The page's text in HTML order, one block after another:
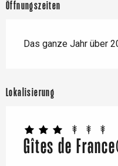
Öffnungszeiten
Das ganze Jahr über
Lokalisierung
Gîtes de